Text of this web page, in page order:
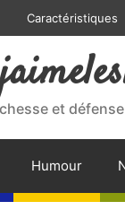
Caractéristiques
et
Humour